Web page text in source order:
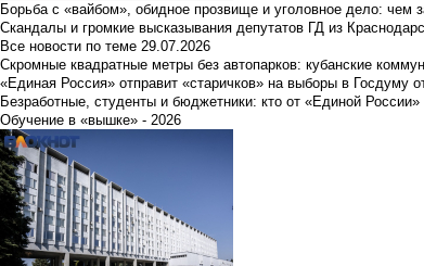
Борьба с «вайбом», обидное прозвище и уголовное дело: чем
Скандалы и громкие высказывания депутатов ГД из
Все новости по теме 29.07.2026
Скромные квадратные метры без автопарков: кубанские
«Единая Россия» отправит «старичков» на выборы в Госдуму
Безработные, студенты и бюджетники: кто от «Единой
Обучение в «вышке» - 2026